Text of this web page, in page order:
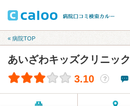
« 病院TOP
あいざわキッズクリニック
3.10 ？